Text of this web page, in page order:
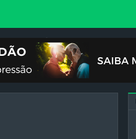
REFLEXÃO CRISES DO FIM